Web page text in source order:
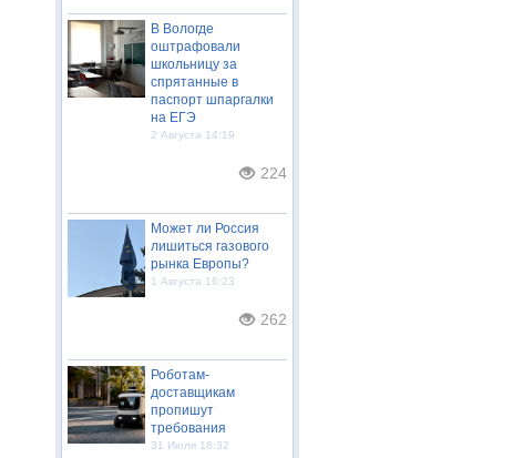
В Вологде
оштрафовали
школьницу за
спрятанные в
паспорт шпаргалки
на ЕГЭ
2 Августа 14:19
224
Может ли Россия
лишиться газового
рынка Европы?
1 Августа 16:23
262
Роботам-
доставщикам
пропишут
требования
31 Июля 18:32